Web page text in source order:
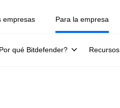
empresas Para la empresa
qué Bitdefender? Recursos